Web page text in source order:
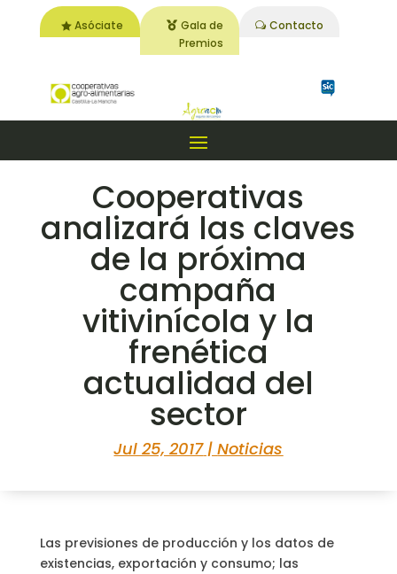
Asóciate
Gala de
Premios
Contacto
Cooperativas
analizará las claves
de la próxima
campaña
vitivinícola y la
frenética
actualidad del
sector
Jul 25, 2017|Noticias
Las previsiones de producción y los datos de
existencias, exportación y consumo; las